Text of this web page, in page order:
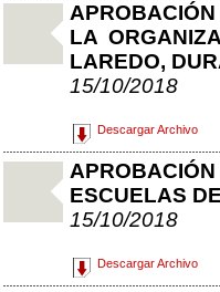
LA
LAREDO,
15/10/2018
Descargar Archivo
ESCUELAS
15/10/2018
Descargar Archivo